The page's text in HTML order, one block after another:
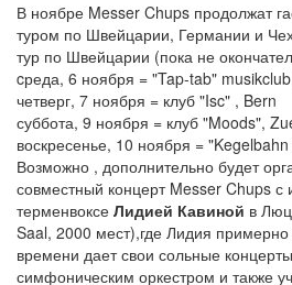
В ноябре Messer Chups продолжат
туром по Швейцарии, Германии и
тур по Швейцарии (пока не
cреда, 6 ноября = "Tap-tab"
четверг, 7 ноября = клуб "Isc" , Bern
суббота, 9 ноября = клуб "Moods",
воскресенье, 10 ноября =
Возможно , дополнительно будет
совместный концерт Messer Chups с
терменвоксе Лидией Кавиной в
Saal, 2000 мест),где Лидия примерно
времени дает свои сольные
симфоническим оркестром и также